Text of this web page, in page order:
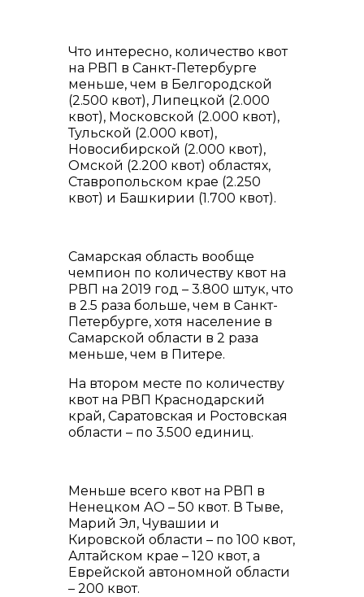
Что интересно, количество квот
на РВП в Санкт-Петербурге
меньше, чем в Белгородской
(2.500 квот), Липецкой (2.000
квот), Московской (2.000 квот),
Тульской (2.000 квот),
Новосибирской (2.000 квот),
Омской (2.200 квот) областях,
Ставропольском крае (2.250
квот) и Башкирии (1.700 квот).
Самарская область вообще
чемпион по количеству квот на
РВП на 2019 год – 3.800 штук, что
в 2.5 раза больше, чем в Санкт-
Петербурге, хотя население в
Самарской области в 2 раза
меньше, чем в Питере.
На втором месте по количеству
квот на РВП Краснодарский
край, Саратовская и Ростовская
области – по 3.500 единиц.
Меньше всего квот на РВП в
Ненецком АО – 50 квот. В Тыве,
Марий Эл, Чувашии и
Кировской области – по 100 квот,
Алтайском крае – 120 квот, а
Еврейской автономной области
– 200 квот.